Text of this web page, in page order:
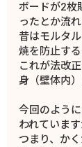
ボードが2枚
ったとか流れ
昔はモルタ
焼を防止する
これが法改
身（壁体内
今回のよう
われていま
つまり、か